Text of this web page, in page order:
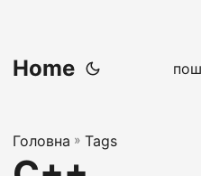
Home
Головна » Tags